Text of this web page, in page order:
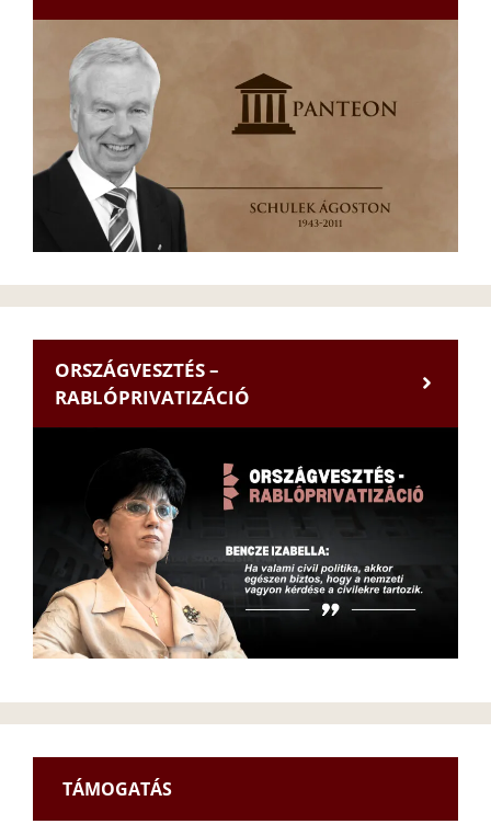
ORSZÁGVESZTÉS –
RABLÓPRIVATIZÁCIÓ
TÁMOGATÁS